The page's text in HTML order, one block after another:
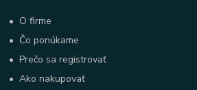
• O firme
• Čo ponúkame
•Prečo sa registrovať
•Ako nakupovať